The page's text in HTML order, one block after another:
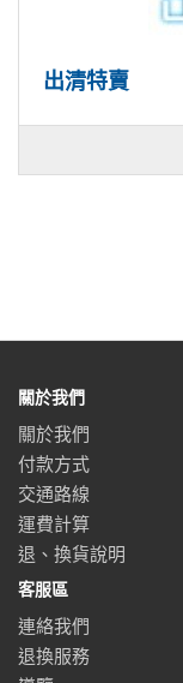
出清特賣
關於我們
關於我們
付款方式
交通路線
運費計算
退、換貨說明
客服區
連絡我們
退換服務